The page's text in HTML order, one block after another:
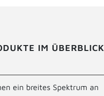
IM ÜBERBLICK
ein breites Spektrum an